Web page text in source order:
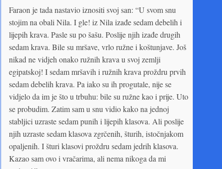
Faraon je tada nastavio iznositi svoj san: “U svom snu
stojim na obali Nila. I gle! iz Nila izađe sedam debelih i
lijepih krava. Pasle su po šašu. Poslije njih izađe drugih
sedam krava. Bile su mršave, vrlo ružne i koštunjave. Još
nikad ne vidjeh onako ružnih krava u svoj zemlji
egipatskoj! I sedam mršavih i ružnih krava proždru prvih
sedam debelih krava. Pa iako su ih progutale, nije se
vidjelo da im je što u trbuhu: bile su ružne kao i prije. Uto
se probudim. Zatim sam u snu vidio kako na jednoj
stabljici uzraste sedam punih i lijepih klasova. Ali poslije
njih uzraste sedam klasova zgrčenih, šturih, istočnjakom
opaljenih. I šturi klasovi proždru sedam jedrih klasova.
Kazao sam ovo i vračarima, ali nema nikoga da mi